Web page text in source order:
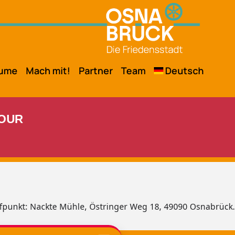
Mach mit! Partner Team Deutsch
Nackte Mühle, Östringer Weg 18, 49090 Osnabrück.